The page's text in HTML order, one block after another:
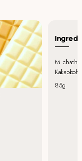
85g